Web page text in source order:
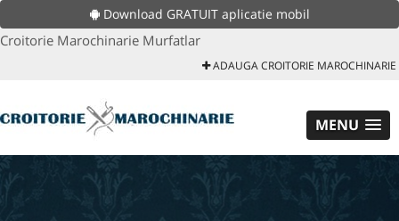
Download GRATUIT aplicatie mobil
Croitorie Marochinarie Murfatlar
ADAUGA CROITORIE MAROCHINARIE
MENU